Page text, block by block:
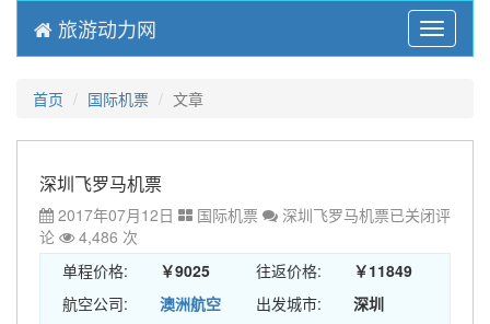
Menu
旅游动力网
首页 国际机票 文章
深圳飞罗马机票
2017年07月12日 国际机票 深圳飞罗马机票已关闭评
论
4,486 次
单程价格:
￥9025 往返价格:
￥11849
航空公司:
澳洲航空 出发城市:
深圳